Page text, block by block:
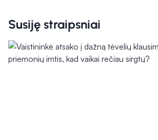
Susiję straipsniai